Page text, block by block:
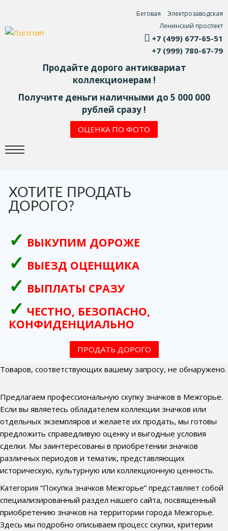
Беговая
Электрозаводская
Ленинский проспект
+7 (499) 677-65-51
+7 (999) 780-67-79
Продайте дорого антиквариат
коллекционерам !
Получите деньги наличными до 5 000 000
рублей сразу !
ОЦЕНКА ПО ФОТО
ХОТИТЕ ПРОДАТЬ
ДОРОГО?
ВЫКУПИМ ДОРОЖЕ
ВЫЕЗД ОЦЕНЩИКА
ВЫПЛАТЫ СРАЗУ
ЧЕСТНО, БЕЗОПАСНО,
КОНФИДЕНЦИАЛЬНО
ПРОДАТЬ ДОРОГО
Товаров, соответствующих вашему запросу, не обнаружено.
Предлагаем профессиональную скупку значков в Межгорье.
Если вы являетесь обладателем коллекции значков или
отдельных экземпляров и желаете их продать, мы готовы
предложить справедливую оценку и выгодные условия
сделки. Мы заинтересованы в приобретении значков
различных периодов и тематик, представляющих
историческую, культурную или коллекционную ценность.
Категория “Покупка значков Межгорье” представляет собой
специализированный раздел нашего сайта, посвященный
приобретению значков на территории города Межгорье.
Здесь мы подробно описываем процесс скупки, критерии